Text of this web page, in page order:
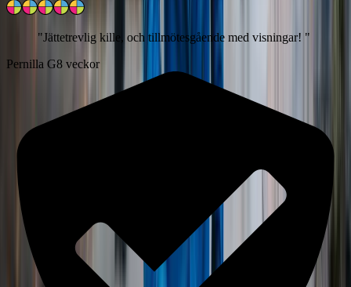
"Jättetrevlig kille, och tillmötesgående med visningar! "
Pernilla G8 veckor